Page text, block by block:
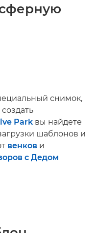
снимок,
Park вы найдете
шаблонов и
венков и
с Дедом